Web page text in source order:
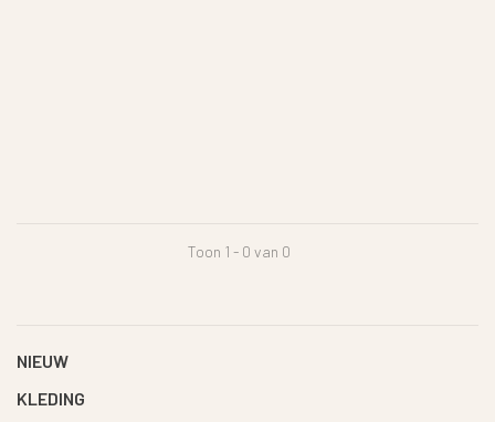
Toon 1 - 0 van 0
NIEUW
KLEDING